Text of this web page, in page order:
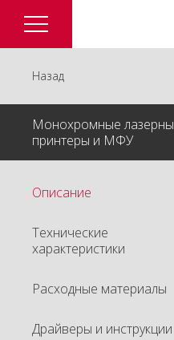
Назад
Монохромные
принтеры и МФУ
Описание
Технические
характеристики
Расходные материалы
Драйверы и инструкции